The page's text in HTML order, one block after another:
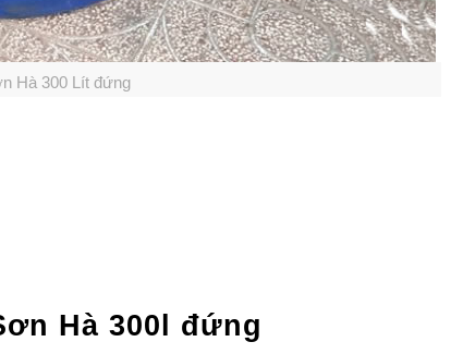
Hà 300 Lít đứng
Hà 300l đứng